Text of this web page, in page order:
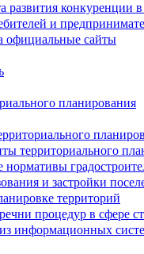
развития конкуренции
и
официальные сайты
планирования
территориального
и застройки
территорий
процедур в сфере
информационных